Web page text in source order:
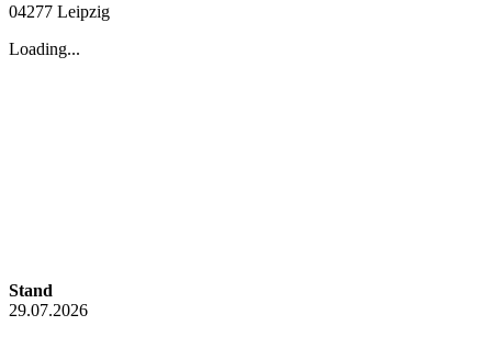
04277 Leipzig
Loading...
Stand
29.07.2026